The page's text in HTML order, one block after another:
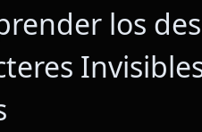
los